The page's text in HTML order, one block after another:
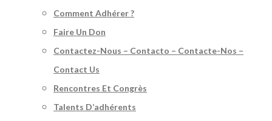
Comment Adhérer ?
Faire Un Don
Contactez-Nous – Contacto – Contacte-Nos –
Contact Us
Rencontres Et Congrès
Talents D’adhérents